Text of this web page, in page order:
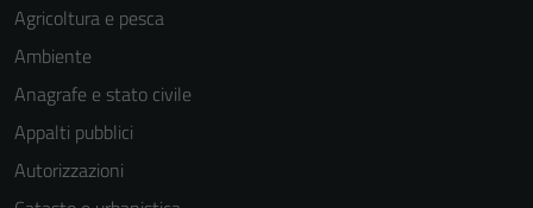
Agricoltura e pesca
Ambiente
Anagrafe e stato civile
Appalti pubblici
Autorizzazioni